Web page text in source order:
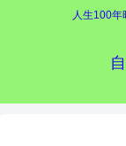
人生100